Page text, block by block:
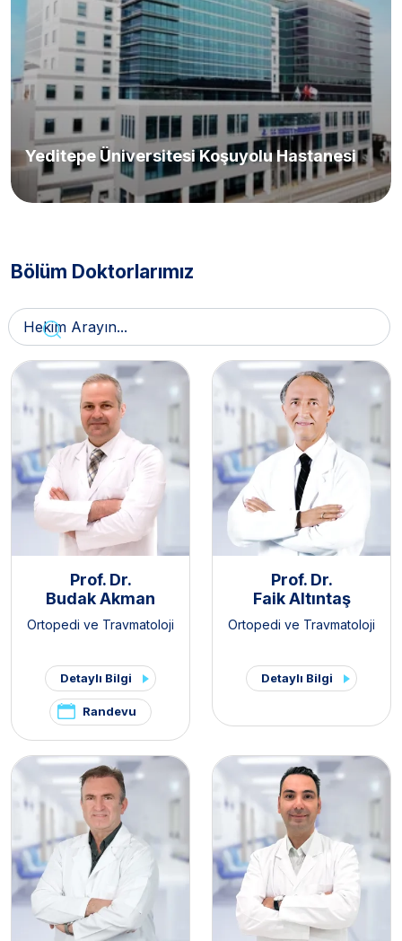
Yeditepe Üniversitesi Koşuyolu Hastanesi
Bölüm Doktorlarımız
Prof. Dr.
Budak Akman
Ortopedi ve Travmatoloji
Detaylı Bilgi
Randevu
Prof. Dr.
Faik Altıntaş
Ortopedi ve Travmatoloji
Detaylı Bilgi